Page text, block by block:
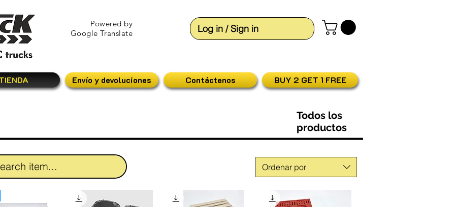
Powered by
Google Translate
Log in / Sign in
Envío y devoluciones Contáctenos BUY 2 GET 1 FREE
Todos los
productos
Ordenar por